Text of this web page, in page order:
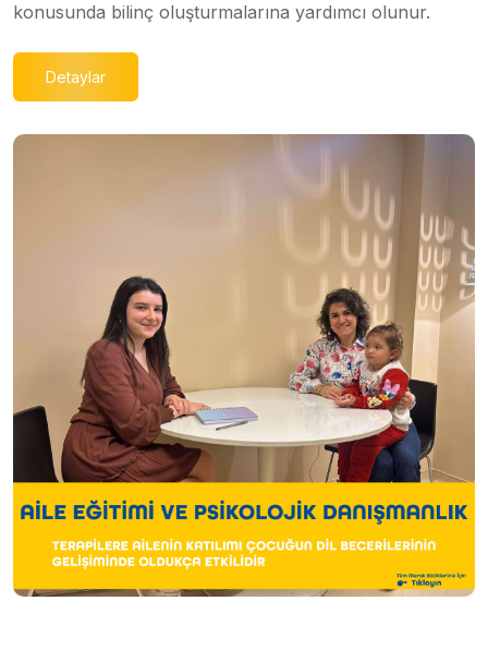
konusunda bilinç oluşturmalarına yardımcı olunur.
Detaylar